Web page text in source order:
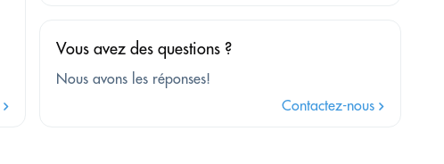
Vous avez des questions ?
Nous avons les réponses!
Contactez-nous